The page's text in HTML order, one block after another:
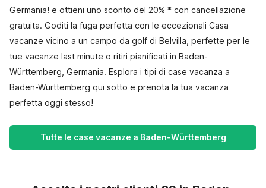
Germania! e ottieni uno sconto del 20% * con cancellazione
gratuita. Goditi la fuga perfetta con le eccezionali Casa
vacanze vicino a un campo da golf di Belvilla, perfette per le
tue vacanze last minute o ritiri pianificati in Baden-
Württemberg, Germania. Esplora i tipi di case vacanza a
Baden-Württemberg qui sotto e prenota la tua vacanza
perfetta oggi stesso!
Tutte le case vacanze a Baden-Württemberg